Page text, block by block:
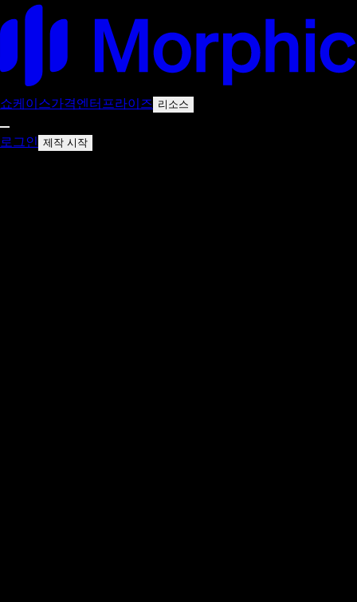
쇼케이스가격엔터프라이즈 리소스
로그인 제작 시작